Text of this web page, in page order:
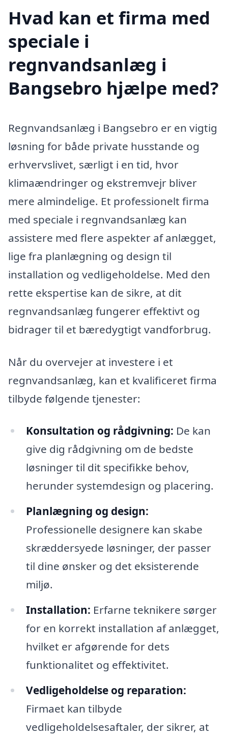
Hvad kan et firma med
speciale i
regnvandsanlæg i
Bangsebro hjælpe med?
Regnvandsanlæg i Bangsebro er en vigtig
løsning for både private husstande og
erhvervslivet, særligt i en tid, hvor
klimaændringer og ekstremvejr bliver
mere almindelige. Et professionelt firma
med speciale i regnvandsanlæg kan
assistere med flere aspekter af anlægget,
lige fra planlægning og design til
installation og vedligeholdelse. Med den
rette ekspertise kan de sikre, at dit
regnvandsanlæg fungerer effektivt og
bidrager til et bæredygtigt vandforbrug.
Når du overvejer at investere i et
regnvandsanlæg, kan et kvalificeret firma
tilbyde følgende tjenester:
Konsultation og rådgivning: De kan
give dig rådgivning om de bedste
løsninger til dit specifikke behov,
herunder systemdesign og placering.
Planlægning og design:
Professionelle designere kan skabe
skræddersyede løsninger, der passer
til dine ønsker og det eksisterende
miljø.
Installation: Erfarne teknikere sørger
for en korrekt installation af anlægget,
hvilket er afgørende for dets
funktionalitet og effektivitet.
Vedligeholdelse og reparation:
Firmaet kan tilbyde
vedligeholdelsesaftaler, der sikrer, at